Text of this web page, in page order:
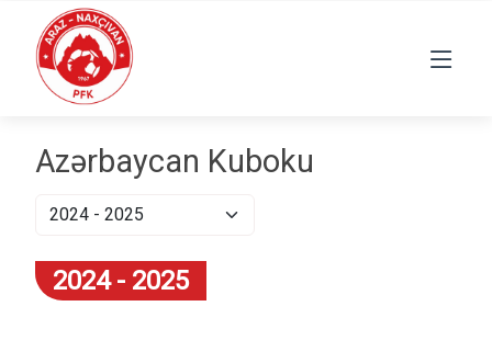
Azərbaycan Kuboku
2024 - 2025